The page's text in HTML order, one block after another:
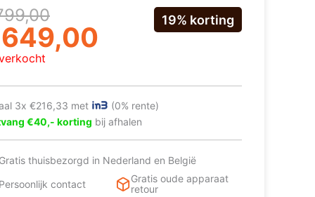
649,00
19% korting
3x €216,33 met
(0% rente)
€40,- korting bij afhalen
Gratis thuisbezorgd in Nederland en België
Persoonlijk contact
Gratis oude apparaat
retour